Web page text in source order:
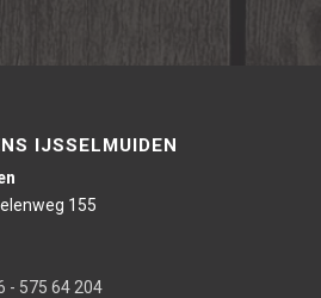
IJSSELMUIDEN
155
- 575 64 204